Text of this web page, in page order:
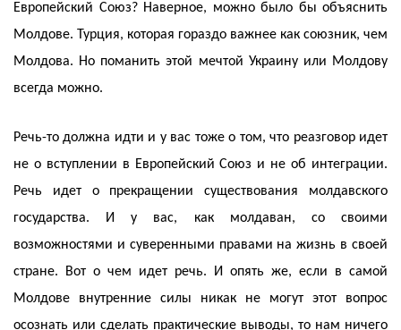
Европейский Союз? Наверное, можно было бы объяснить
Молдове. Турция, которая гораздо важнее как союзник, чем
Молдова. Но поманить этой мечтой Украину или Молдову
всегда можно.
Речь-то должна идти и у вас тоже о том, что реазговор идет
не о вступлении в Европейский Союз и не об интеграции.
Речь идет о прекращении существования молдавского
государства. И у вас, как молдаван, со своими
возможностями и суверенными правами на жизнь в своей
стране. Вот о чем идет речь. И опять же, если в самой
Молдове внутренние силы никак не могут этот вопрос
осознать или сделать практические выводы, то нам ничего